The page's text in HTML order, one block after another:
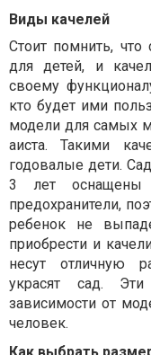
Виды качелей
Стоит помнить,
для детей, и
своему
кто будет ими
модели для самых
аиста. Такими
годовалые дети.
3 лет оснащены
предохранители,
ребенок не
приобрести и
несут отличную
украсят сад.
зависимости от
человек.